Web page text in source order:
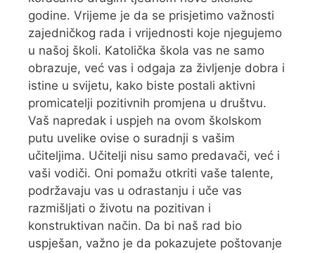
godine. Vrijeme je da se prisjetimo važnosti
zajedničkog rada i vrijednosti koje njegujemo
u našoj školi. Katolička škola vas ne samo
obrazuje, već vas i odgaja za življenje dobra i
istine u svijetu, kako biste postali aktivni
promicatelji pozitivnih promjena u društvu.
Vaš napredak i uspjeh na ovom školskom
putu uvelike ovise o suradnji s vašim
učiteljima. Učitelji nisu samo predavači, već i
vaši vodiči. Oni pomažu otkriti vaše talente,
podržavaju vas u odrastanju i uče vas
razmišljati o životu na pozitivan i
konstruktivan način. Da bi naš rad bio
uspješan, važno je da pokazujete poštovanje